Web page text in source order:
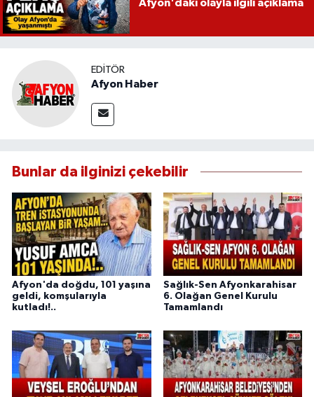
Afyon'daki olayla ilgili açıklama
EDITÖR
Afyon Haber
Bunlar da ilginizi çekebilir
Afyon'da doğdu, 101 yaşına
geldi, komşularıyla
kutladı!..
Sağlık-Sen Afyonkarahisar
6. Olağan Genel Kurulu
Tamamlandı